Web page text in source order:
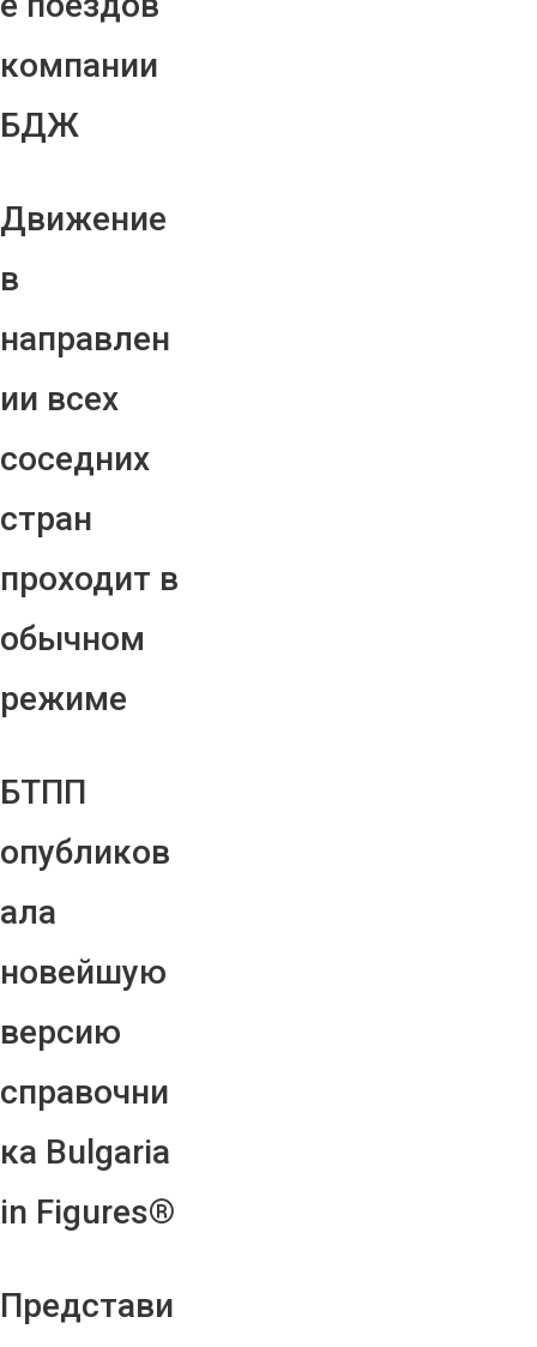
компании
БДЖ
Движение
в
направлен
ии всех
соседних
стран
проходит в
обычном
режиме
БТПП
опубликов
ала
новейшую
версию
справочни
ка Bulgaria
in Figures®
Представи